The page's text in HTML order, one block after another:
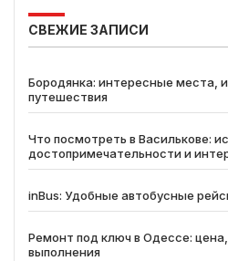
СВЕЖИЕ ЗАПИСИ
Бородянка: интересные места,
путешествия
Что посмотреть в Василькове:
достопримечательности и
inBus: Удобные автобусные
Ремонт под ключ в Одессе:
выполнения